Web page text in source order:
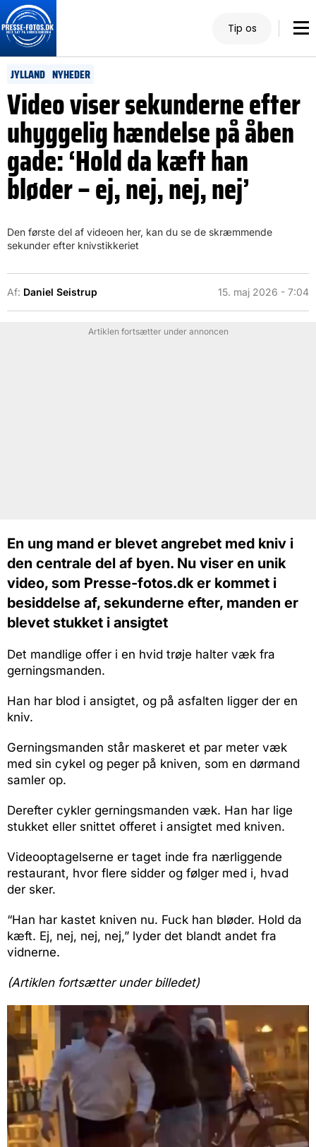
Tip os
JYLLAND NYHEDER
Video viser sekunderne efter
uhyggelig hændelse på åben
gade: ‘Hold da kæft han
bløder – ej, nej, nej, nej’
Den første del af videoen her, kan du se de skræmmende
sekunder efter knivstikkeriet
Af: Daniel Seistrup 15. maj 2026 - 7:04
Artiklen fortsætter under annoncen
En ung mand er blevet angrebet med kniv i
den centrale del af byen. Nu viser en unik
video, som Presse-fotos.dk er kommet i
besiddelse af, sekunderne efter, manden er
blevet stukket i ansigtet
Det mandlige offer i en hvid trøje halter væk fra
gerningsmanden.
Han har blod i ansigtet, og på asfalten ligger der en
kniv.
Gerningsmanden står maskeret et par meter væk
med sin cykel og peger på kniven, som en dørmand
samler op.
Derefter cykler gerningsmanden væk. Han har lige
stukket eller snittet offeret i ansigtet med kniven.
Videooptagelserne er taget inde fra nærliggende
restaurant, hvor flere sidder og følger med i, hvad
der sker.
“Han har kastet kniven nu. Fuck han bløder. Hold da
kæft. Ej, nej, nej, nej,” lyder det blandt andet fra
vidnerne.
(Artiklen fortsætter under billedet)